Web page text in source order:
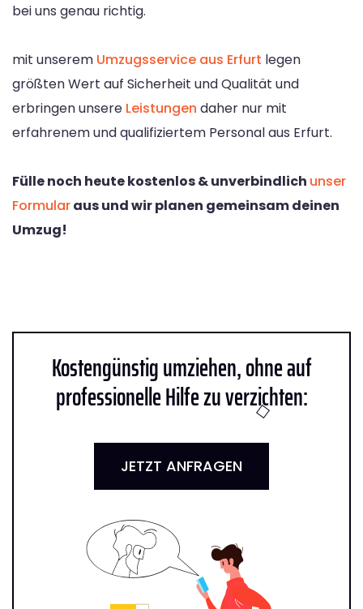
bei uns genau richtig.
mit unserem Umzugsservice aus Erfurt legen
größten Wert auf Sicherheit und Qualität und
erbringen unsere Leistungen daher nur mit
erfahrenem und qualifiziertem Personal aus Erfurt.
Fülle noch heute kostenlos & unverbindlich unser
Formularaus und wir planen gemeinsam deinen
Umzug!
Kostengünstig umziehen, ohne auf
professionelle Hilfe zu verzichten:
JETZT ANFRAGEN